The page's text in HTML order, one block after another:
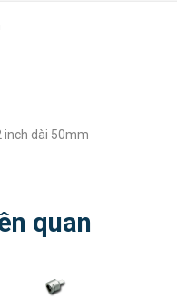
inch dài 50mm
quan